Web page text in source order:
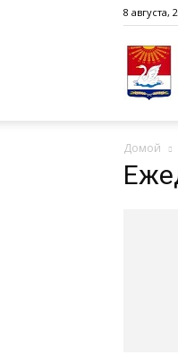
8 августа,
Домой